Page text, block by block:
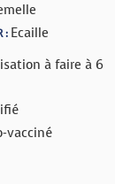
: Ecaille
à faire à 6
vacciné